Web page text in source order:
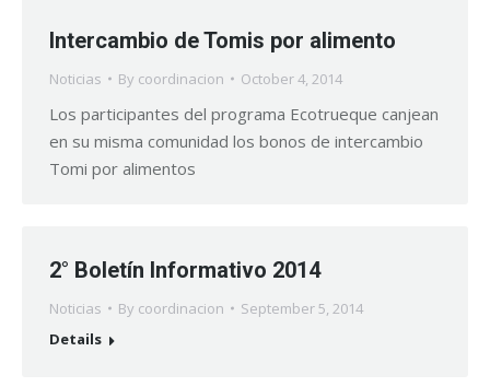
Intercambio de Tomis por alimento
Noticias By coordinacion October 4, 2014
Los participantes del programa Ecotrueque canjean
en su misma comunidad los bonos de intercambio
Tomi por alimentos
2° Boletín Informativo 2014
Noticias By coordinacion
September 5, 2014
Details